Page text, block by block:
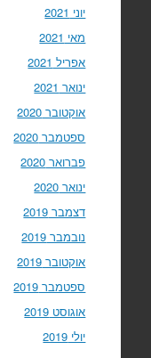
יוני 2021
מאי 2021
אפריל 2021
ינואר 2021
אוקטובר 2020
ספטמבר 2020
פברואר 2020
ינואר 2020
דצמבר 2019
נובמבר 2019
אוקטובר 2019
ספטמבר 2019
אוגוסט 2019
יולי 2019